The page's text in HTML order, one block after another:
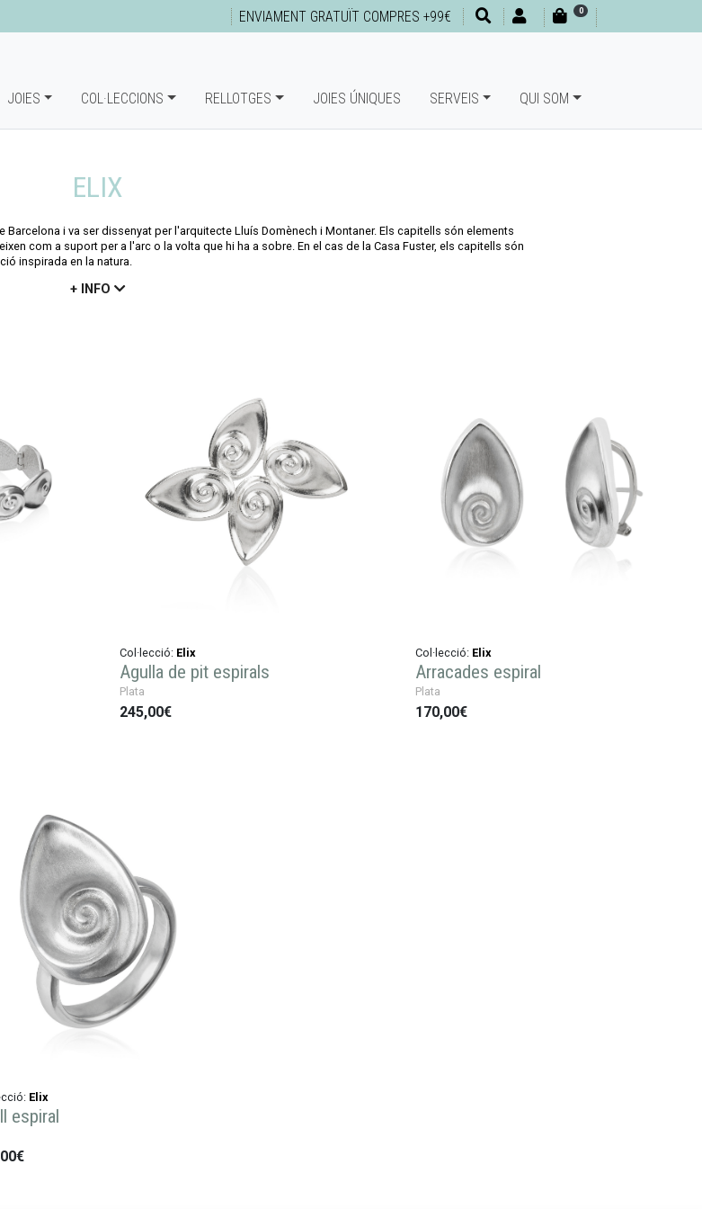
ENVIAMENT GRATUÏT COMPRES +99€ 0
JOIES COL·LECCIONS RELLOTGES JOIES ÚNIQUES SERVEIS QUI SOM
ELIX
i va ser dissenyat per l'arquitecte Lluís Domènech i Montaner. Els capitells són elements
com a suport per a l'arc o la volta que hi ha a sobre. En el cas de la Casa Fuster, els capitells són
inspirada en la natura.
+ INFO
Col·lecció: Elix
Agulla de pit espirals
Plata
245,00€
Col·lecció: Elix
Arracades espiral
Plata
170,00€
Elix
espiral